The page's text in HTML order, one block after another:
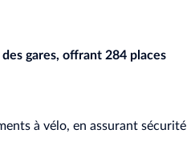
gares, offrant 284 places
à vélo, en assurant